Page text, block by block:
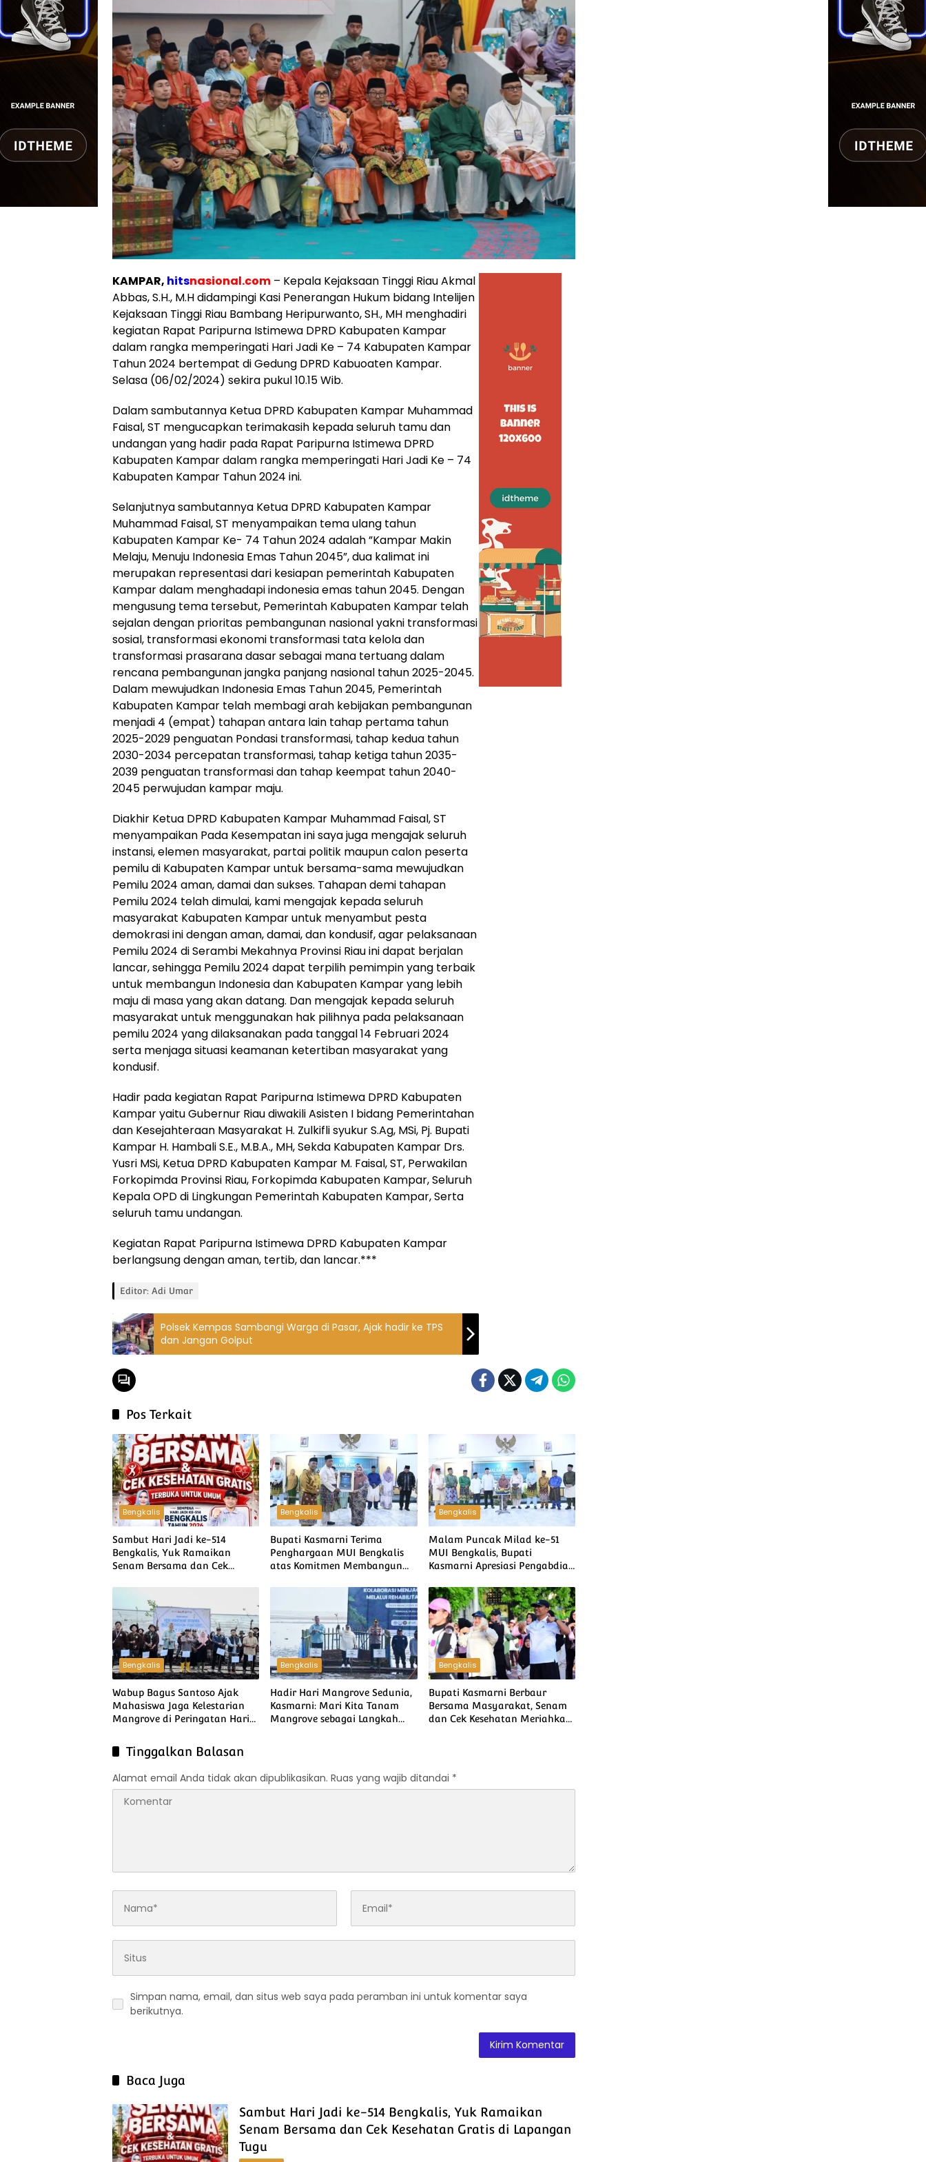
KAMPAR, hitsnasional.com – Kepala Kejaksaan Tinggi Riau Akmal
Abbas, S.H., M.H didampingi Kasi Penerangan Hukum bidang Intelijen
Kejaksaan Tinggi Riau Bambang Heripurwanto, SH., MH menghadiri
kegiatan Rapat Paripurna Istimewa DPRD Kabupaten Kampar
dalam rangka memperingati Hari Jadi Ke – 74 Kabupaten Kampar
Tahun 2024 bertempat di Gedung DPRD Kabuoaten Kampar.
Selasa (06/02/2024) sekira pukul 10.15 Wib.
Dalam sambutannya Ketua DPRD Kabupaten Kampar Muhammad
Faisal, ST mengucapkan terimakasih kepada seluruh tamu dan
undangan yang hadir pada Rapat Paripurna Istimewa DPRD
Kabupaten Kampar dalam rangka memperingati Hari Jadi Ke – 74
Kabupaten Kampar Tahun 2024 ini.
Selanjutnya sambutannya Ketua DPRD Kabupaten Kampar
Muhammad Faisal, ST menyampaikan tema ulang tahun
Kabupaten Kampar Ke- 74 Tahun 2024 adalah ”Kampar Makin
Melaju, Menuju Indonesia Emas Tahun 2045”, dua kalimat ini
merupakan representasi dari kesiapan pemerintah Kabupaten
Kampar dalam menghadapi indonesia emas tahun 2045. Dengan
mengusung tema tersebut, Pemerintah Kabupaten Kampar telah
sejalan dengan prioritas pembangunan nasional yakni transformasi
sosial, transformasi ekonomi transformasi tata kelola dan
transformasi prasarana dasar sebagai mana tertuang dalam
rencana pembangunan jangka panjang nasional tahun 2025-2045.
Dalam mewujudkan Indonesia Emas Tahun 2045, Pemerintah
Kabupaten Kampar telah membagi arah kebijakan pembangunan
menjadi 4 (empat) tahapan antara lain tahap pertama tahun
2025-2029 penguatan Pondasi transformasi, tahap kedua tahun
2030-2034 percepatan transformasi, tahap ketiga tahun 2035-
2039 penguatan transformasi dan tahap keempat tahun 2040-
2045 perwujudan kampar maju.
Diakhir Ketua DPRD Kabupaten Kampar Muhammad Faisal, ST
menyampaikan Pada Kesempatan ini saya juga mengajak seluruh
instansi, elemen masyarakat, partai politik maupun calon peserta
pemilu di Kabupaten Kampar untuk bersama-sama mewujudkan
Pemilu 2024 aman, damai dan sukses. Tahapan demi tahapan
Pemilu 2024 telah dimulai, kami mengajak kepada seluruh
masyarakat Kabupaten Kampar untuk menyambut pesta
demokrasi ini dengan aman, damai, dan kondusif, agar pelaksanaan
Pemilu 2024 di Serambi Mekahnya Provinsi Riau ini dapat berjalan
lancar, sehingga Pemilu 2024 dapat terpilih pemimpin yang terbaik
untuk membangun Indonesia dan Kabupaten Kampar yang lebih
maju di masa yang akan datang. Dan mengajak kepada seluruh
masyarakat untuk menggunakan hak pilihnya pada pelaksanaan
pemilu 2024 yang dilaksanakan pada tanggal 14 Februari 2024
serta menjaga situasi keamanan ketertiban masyarakat yang
kondusif.
Hadir pada kegiatan Rapat Paripurna Istimewa DPRD Kabupaten
Kampar yaitu Gubernur Riau diwakili Asisten I bidang Pemerintahan
dan Kesejahteraan Masyarakat H. Zulkifli syukur S.Ag, MSi, Pj. Bupati
Kampar H. Hambali S.E., M.B.A., MH, Sekda Kabupaten Kampar Drs.
Yusri MSi, Ketua DPRD Kabupaten Kampar M. Faisal, ST, Perwakilan
Forkopimda Provinsi Riau, Forkopimda Kabupaten Kampar, Seluruh
Kepala OPD di Lingkungan Pemerintah Kabupaten Kampar, Serta
seluruh tamu undangan.
Kegiatan Rapat Paripurna Istimewa DPRD Kabupaten Kampar
berlangsung dengan aman, tertib, dan lancar.***
Editor: Adi Umar
Polsek Kempas Sambangi Warga di Pasar, Ajak hadir ke TPS
dan Jangan Golput
Pos Terkait
Bengkalis
Sambut Hari Jadi ke-514
Bengkalis, Yuk Ramaikan
Senam Bersama dan Cek
Bengkalis
Bupati Kasmarni Terima
Penghargaan MUI Bengkalis
atas Komitmen Membangun
Bengkalis
Malam Puncak Milad ke-51
MUI Bengkalis, Bupati
Kasmarni Apresiasi Pengabdian
Bengkalis
Wabup Bagus Santoso Ajak
Mahasiswa Jaga Kelestarian
Mangrove di Peringatan Hari
Bengkalis
Hadir Hari Mangrove Sedunia,
Kasmarni: Mari Kita Tanam
Mangrove sebagai Langkah
Bengkalis
Bupati Kasmarni Berbaur
Bersama Masyarakat, Senam
dan Cek Kesehatan Meriahkan
Tinggalkan Balasan
Alamat email Anda tidak akan dipublikasikan. Ruas yang wajib ditandai *
Simpan nama, email, dan situs web saya pada peramban ini untuk komentar saya
berikutnya.
Baca Juga
Sambut Hari Jadi ke-514 Bengkalis, Yuk Ramaikan
Senam Bersama dan Cek Kesehatan Gratis di Lapangan
Tugu